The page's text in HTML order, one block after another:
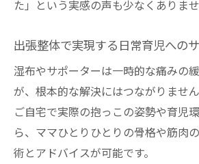
た」という実感の声も少なくありませ
出張整体で実現する日常育児への
湿布やサポーターは一時的な痛みの
が、根本的な解決にはつながりませ
ご自宅で実際の抱っこの姿勢や育児
ら、ママひとりひとりの骨格や筋肉
術とアドバイスが可能です。